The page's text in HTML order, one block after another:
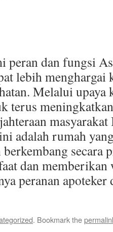
peran dan fungsi
lebih menghargai
Melalui
terus
adalah rumah
secara
dan memberikan
peranan apoteker
. Bookmark the